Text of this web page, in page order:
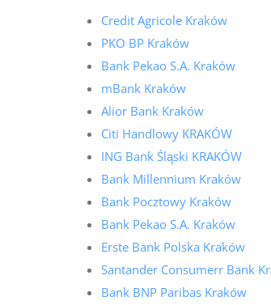
Credit Agricole Kraków
PKO BP Kraków
Bank Pekao S.A. Kraków
mBank Kraków
Alior Bank Kraków
Citi Handlowy KRAKÓW
ING Bank Śląski KRAKÓW
Bank Millennium Kraków
Bank Pocztowy Kraków
Bank Pekao S.A. Kraków
Erste Bank Polska Kraków
Santander Consumerr Bank
Bank BNP Paribas Kraków